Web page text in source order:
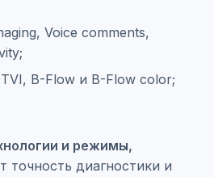
Voice comments,
B-Flow и B-Flow color;
и режимы,
диагностики и